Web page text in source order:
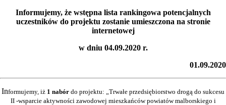
Informujemy, że wstępna lista rankingowa potencjalnych
uczestników do projektu zostanie umieszczona na stronie
internetowej
w dniu 04.09.2020 r.
01.09.2020
Informujemy, iż 1 nabór do projektu: „Trwałe przedsiębiorstwo drogą do sukcesu
II -wsparcie aktywności zawodowej mieszkańców powiatów malborskiego i